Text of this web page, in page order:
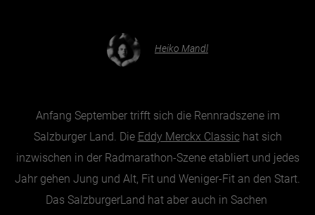
Outdoor & Sport
Gesundheit
Nachhaltigkeit
Sehenswürdig
Heiko Mandl
Anfang September trifft sich die Rennradszene im
Salzburger Land. Die Eddy Merckx Classichat sich
inzwischen in der Radmarathon-Szene etabliert und jedes
Jahr gehen Jung und Alt, Fit und Weniger-Fit an den Start.
Das SalzburgerLand hat aber auch in Sachen